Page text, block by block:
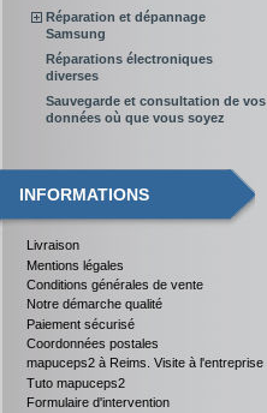
Réparation et dépannage
Samsung
Réparations électroniques
diverses
Sauvegarde et consultation de vos
données où que vous soyez
INFORMATIONS
Livraison
Mentions légales
Conditions générales de vente
Notre démarche qualité
Paiement sécurisé
Coordonnées postales
mapuceps2 à Reims. Visite à l'entreprise
Tuto mapuceps2
Formulaire d'intervention